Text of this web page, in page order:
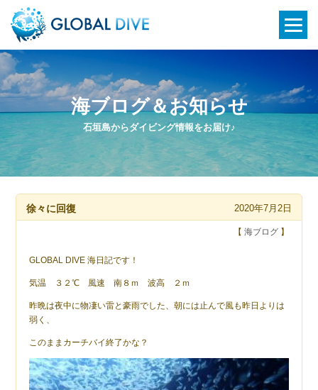
石垣島からダイビング情報をお届け♪
海ブログ＆お知らせ
徐々に回復 2020年7月2日
【 海ブログ】
GLOBAL DIVE 海日記です！
気温 ３２℃ 風速 南８ｍ 波高 ２ｍ
昨晩は夜中に物凄い雷と豪雨でした、朝には止んで風も昨日よりは
弱く、
このままカーチバイ終了かな？